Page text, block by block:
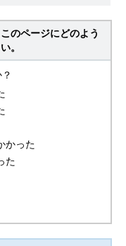
のページにどのよう
。
かった
た